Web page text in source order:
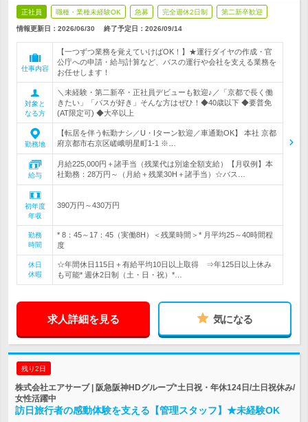
正社員 職種・業種未経験OK 急募 完全週休2日制 第二新卒歓迎
情報更新日：2026/06/30 終了予定日： 2026/09/14
仕事内容
【一つずつ業務を覚えていけばOK！】★運行ダイヤの作成・官
公庁への申請・給与計算など、バスの運行や会社を支える業務を
お任せします！
対象と
なる方
＼未経験・第二新卒・正社員デビューも歓迎♪／「京都で長く働
きたい」「バスが好き」そんな方はぜひ！◆40歳以下 ◆要普免
(AT限定可) ◆大卒以上
勤務地
【転居を伴う転勤ナシ／U・Iターン歓迎／車通勤OK】 本社 京都
府京都市右京区嵯峨明星町1-1 ※…
給与
月給225,000円＋諸手当（残業代は別途全額支給）【月収例】本
社勤務：28万円～（月給＋残業30H＋諸手当）☆バス…
初年度
年収
390万円～430万円
勤務
時間
* 8：45～17：45（実働8H）＜残業時間＞* 月平均25～40時間程
度
休日
休暇
☆年間休日115日＋有給平均10日以上取得 ⇒年125日以上休み
も可能* 週休2日制（土・日・祝）*…
求人詳細を見る 気になる
残り2日
株式会社エアサーブ | 阪急阪神HDグループ*土日祝・年休124日/土日祝休み/
女性活躍中
訪日旅行者の感動体験を支える【管理スタッフ】★未経験OK